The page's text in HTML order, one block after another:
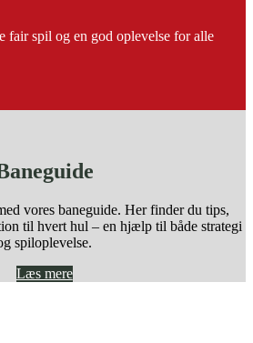
fair spil og en god oplevelse for alle
vores baneguide. Her finder du tips,
til hvert hul – en hjælp til både strategi
spiloplevelse.
Læs mere